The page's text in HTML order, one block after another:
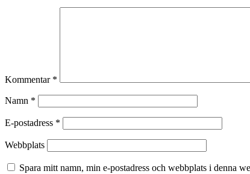
Kommentar *
Namn *
E-postadress *
Webbplats
Spara mitt namn, min e-postadress och webbplats i denna